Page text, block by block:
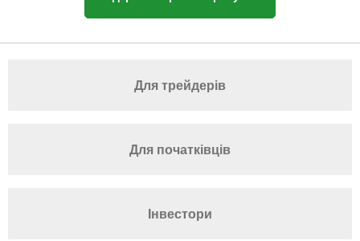
Для трейдерів
Для початківців
Інвестори